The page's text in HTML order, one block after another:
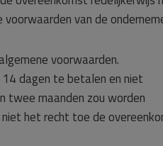
van de
voorwaarden.
dagen te betalen en niet
twee maanden zou worden
het recht toe de